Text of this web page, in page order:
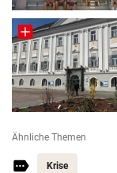
Ähnliche Themen
Krise